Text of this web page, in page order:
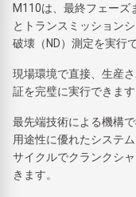
M110は、最終フェーズ
とトランスミッション
破壊（ND）測定を実行
現場環境で直接、生産
証を完璧に実行できます
最先端技術による機構
用途性に優れたシステ
サイクルでクランクシ
きます。